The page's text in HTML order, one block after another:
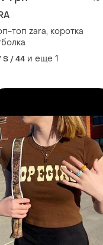
топ zara, коротка
S / 44 и еще 1